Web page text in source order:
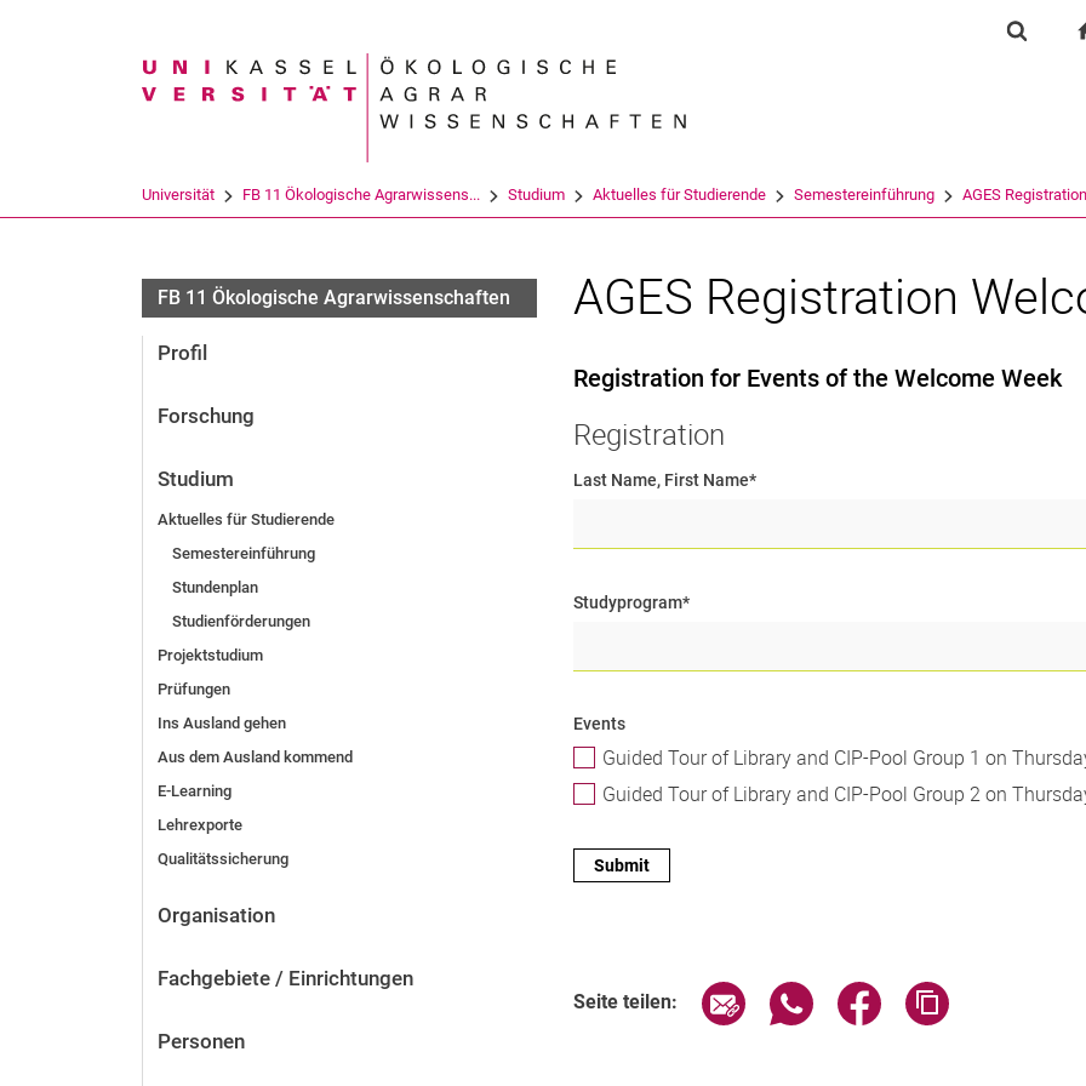
Springe direkt zu: Inhalt
Springe direkt zu: Suche
Springe direkt zu:
Suchbegriff
Universität FB 11 Ökologische Agrarwissens... Studium Aktuelles für Studierende Semestereinführung AGES
FB 11 Ökologische Agrarwissenschaften
Profil
Forschung
Studium
Aktuelles für Studierende
Semestereinführung
Stundenplan
Studienförderungen
Projektstudium
Prüfungen
Ins Ausland gehen
Aus dem Ausland kommend
E-Learning
Lehrexporte
Qualitätssicherung
Organisation
Fachgebiete / Einrichtungen
Personen
AGES Registration
Registration for Events of the Welcome Week
Registration
Last Name, First Name*
Studyprogram*
Events
Guided Tour of Library and
Guided Tour of Library and
Seite teilen: Seite über E-Mail teilen
Seite über WhatsApp teilen
Seite über Facebook